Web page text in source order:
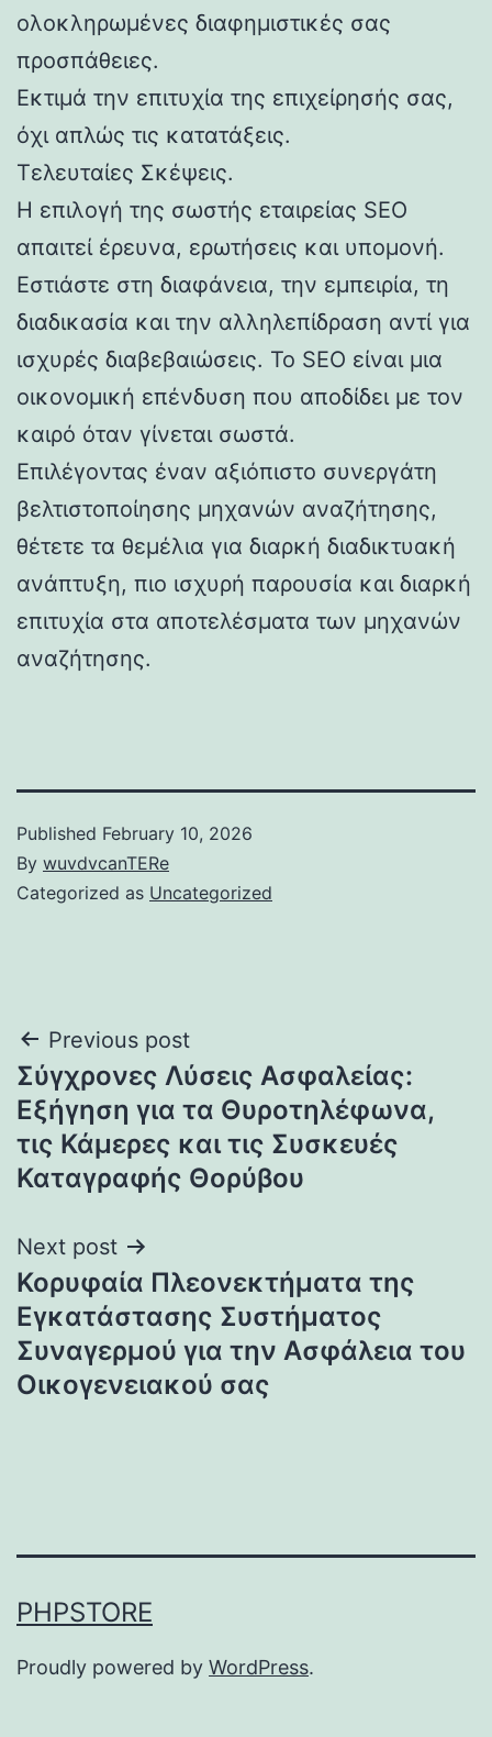
ολοκληρωμένες διαφημιστικές σας
προσπάθειες.
Εκτιμά την επιτυχία της επιχείρησής σας,
όχι απλώς τις κατατάξεις.
Τελευταίες Σκέψεις.
Η επιλογή της σωστής εταιρείας SEO
απαιτεί έρευνα, ερωτήσεις και υπομονή.
Εστιάστε στη διαφάνεια, την εμπειρία, τη
διαδικασία και την αλληλεπίδραση αντί για
ισχυρές διαβεβαιώσεις. Το SEO είναι μια
οικονομική επένδυση που αποδίδει με τον
καιρό όταν γίνεται σωστά.
Επιλέγοντας έναν αξιόπιστο συνεργάτη
βελτιστοποίησης μηχανών αναζήτησης,
θέτετε τα θεμέλια για διαρκή διαδικτυακή
ανάπτυξη, πιο ισχυρή παρουσία και διαρκή
επιτυχία στα αποτελέσματα των μηχανών
αναζήτησης.
Published February 10, 2026
By wuvdvcanTERe
Categorized as Uncategorized
Post
navigation
Previous post
Σύγχρονες Λύσεις Ασφαλείας:
Εξήγηση για τα Θυροτηλέφωνα,
τις Κάμερες και τις Συσκευές
Καταγραφής Θορύβου
Next post
Κορυφαία Πλεονεκτήματα της
Εγκατάστασης Συστήματος
Συναγερμού για την Ασφάλεια του
Οικογενειακού σας
PHPSTORE
Proudly powered by WordPress.